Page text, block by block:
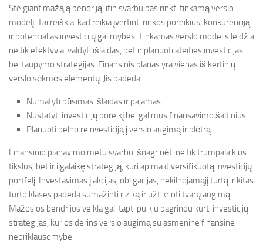
Steigiant mažąją bendriją, itin svarbu pasirinkti tinkamą verslo
modelį. Tai reiškia, kad reikia įvertinti rinkos poreikius, konkurenciją
ir potencialias investicijų galimybes. Tinkamas verslo modelis leidžia
ne tik efektyviai valdyti išlaidas, bet ir planuoti ateities investicijas
bei taupymo strategijas. Finansinis planas yra vienas iš kertinių
verslo sėkmės elementų. Jis padeda:
Numatyti būsimas išlaidas ir pajamas.
Nustatyti investicijų poreikį bei galimus finansavimo šaltinius.
Planuoti pelno reinvesticiją į verslo augimą ir plėtrą.
Finansinio planavimo metu svarbu išnagrinėti ne tik trumpalaikius
tikslus, bet ir ilgalaikę strategiją, kuri apima diversifikuotą investicijų
portfelį. Investavimas į akcijas, obligacijas, nekilnojamąjį turtą ir kitas
turto klases padeda sumažinti riziką ir užtikrinti tvarų augimą.
Mažosios bendrijos veikla gali tapti puikiu pagrindu kurti investicijų
strategijas, kurios derins verslo augimą su asmenine finansine
nepriklausomybe.